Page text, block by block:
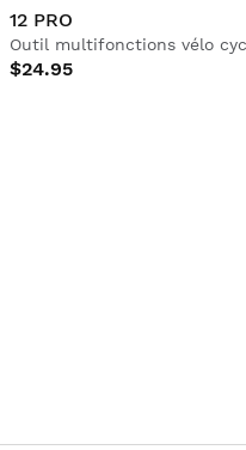
12 PRO
Outil multifonctions vélo
$24.95